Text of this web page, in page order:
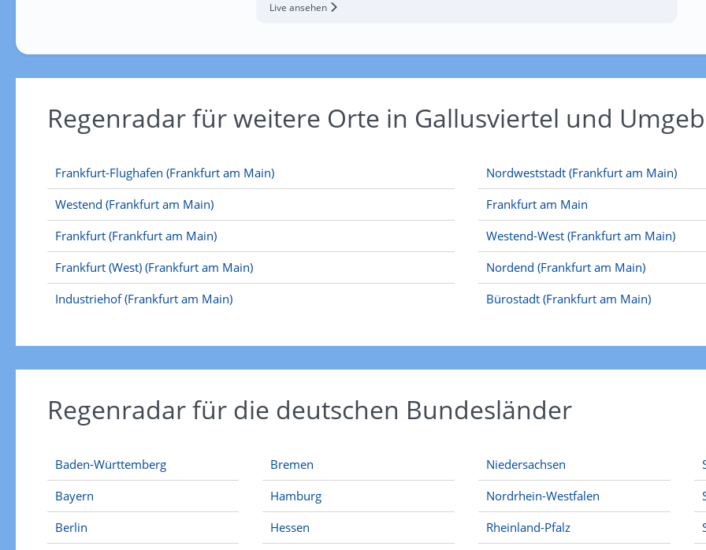
Live ansehen
Regenradar für weitere Orte in Gallusviertel und
Frankfurt-Flughafen (Frankfurt am Main)
Westend (Frankfurt am Main)
Frankfurt (Frankfurt am Main)
Frankfurt (West) (Frankfurt am Main)
Industriehof (Frankfurt am Main)
Nordweststadt (Frankfurt am Main)
Frankfurt am Main
Westend-West (Frankfurt am Main)
Nordend (Frankfurt am Main)
Bürostadt (Frankfurt am Main)
Regenradar für die deutschen Bundesländer
Baden-Württemberg
Bayern
Berlin
Bremen
Hamburg
Hessen
Niedersachsen
Nordrhein-Westfalen
Rheinland-Pfalz